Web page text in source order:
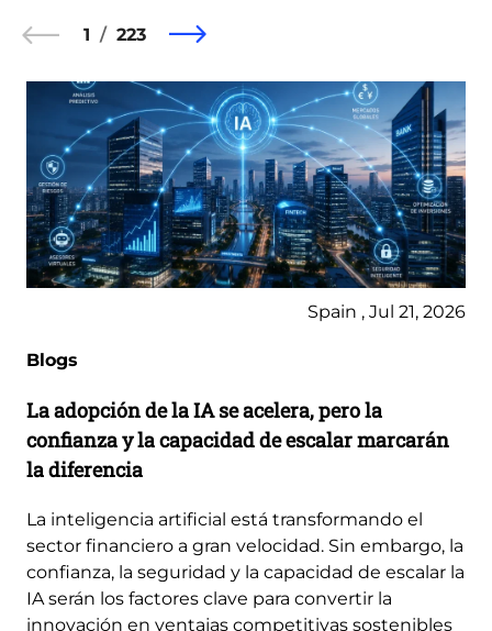
1 223
Spain , Jul 21, 2026
Blogs
La adopción de la IA se acelera, pero la
confianza y la capacidad de escalar marcarán
la diferencia
La inteligencia artificial está transformando el
sector financiero a gran velocidad. Sin embargo, la
confianza, la seguridad y la capacidad de escalar la
IA serán los factores clave para convertir la
innovación en ventajas competitivas sostenibles